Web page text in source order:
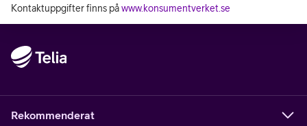
Kontaktuppgifter finns påwww.konsumentverket.se
Rekommenderat